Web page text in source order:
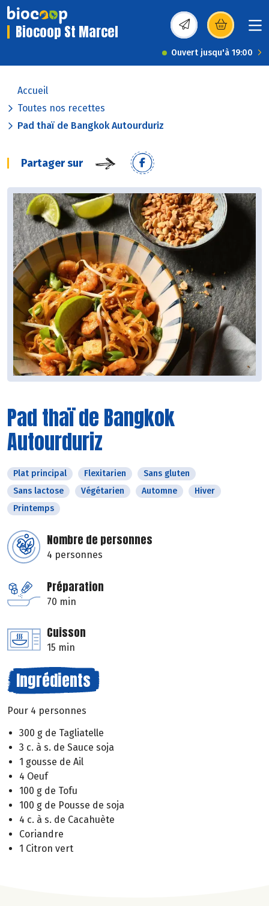
Biocoop St Marcel (s’ouvre dans une
Ouvert jusqu'à 19:00
Accueil
Toutes nos recettes
Pad thaï de Bangkok Autourduriz
Partager sur
Pad thaï de Bangkok
Autourduriz
Plat principal Flexitarien
Sans gluten
Sans lactose
Végétarien Automne
Hiver
Printemps
Nombre de personnes
4 personnes
Préparation
70 min
Cuisson
15 min
Ingrédients
Pour 4 personnes
300 g de Tagliatelle
3 c. à s. de Sauce soja
1 gousse de Ail
4 Oeuf
100 g de Tofu
100 g de Pousse de soja
4 c. à s. de Cacahuète
Coriandre
1 Citron vert